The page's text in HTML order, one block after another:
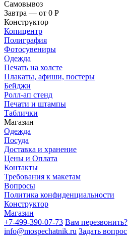
Самовывоз
Завтра — от 0 Р
Конструктор
Копицентр
Полиграфия
Фотосувениры
Одежда
Печать на холсте
Плакаты, афиши, постеры
Бейджи
Ролл-ап стенд
Печати и штампы
Таблички
Магазин
Одежда
Посуда
Доставка и хранение
Цены и Оплата
Контакты
Требования к макетам
Вопросы
Политика конфиденциальности
Конструктор
Магазин
+7-499-390-07-73 Вам перезвонить?
info@mospechatnik.ru Задать вопрос